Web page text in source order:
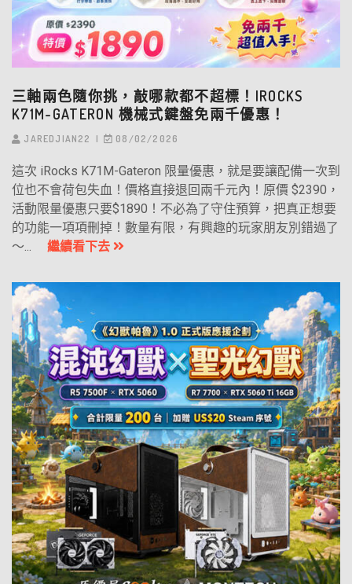
三軸兩色隨你挑，敲哪款都不超標！IROCKS
K71M-GATERON 機械式鍵盤免兩千優惠！
JAREDJIAN22 08/02/2026
這次 iRocks K71M-Gateron 限量優惠，就是要讓配備一次到
位也不會荷包失血！價格直接退回兩千元內！原價 $2390，
活動限量優惠只要$1890！不必為了守住預算，把真正想要
的功能一項項刪掉！數量有限，有興趣的玩家朋友別錯過了
～... 繼續看下去